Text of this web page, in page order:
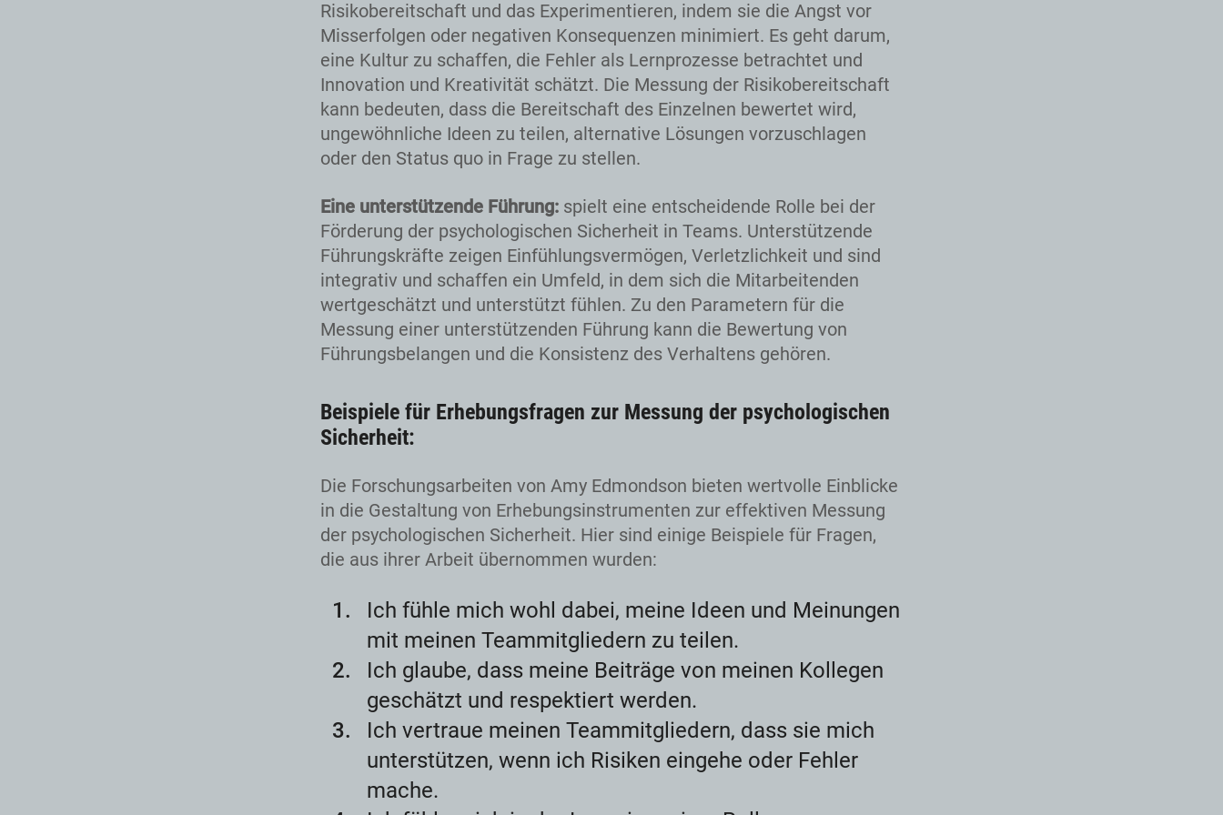
Risikobereitschaft und das Experimentieren, indem sie die Angst vor
Misserfolgen oder negativen Konsequenzen minimiert. Es geht darum,
eine Kultur zu schaffen, die Fehler als Lernprozesse betrachtet und
Innovation und Kreativität schätzt. Die Messung der Risikobereitschaft
kann bedeuten, dass die Bereitschaft des Einzelnen bewertet wird,
ungewöhnliche Ideen zu teilen, alternative Lösungen vorzuschlagen
oder den Status quo in Frage zu stellen.
Eine unterstützende Führung: spielt eine entscheidende Rolle bei der
Förderung der psychologischen Sicherheit in Teams. Unterstützende
Führungskräfte zeigen Einfühlungsvermögen, Verletzlichkeit und sind
integrativ und schaffen ein Umfeld, in dem sich die Mitarbeitenden
wertgeschätzt und unterstützt fühlen. Zu den Parametern für die
Messung einer unterstützenden Führung kann die Bewertung von
Führungsbelangen und die Konsistenz des Verhaltens gehören.
Beispiele für Erhebungsfragen zur Messung der psychologischen
Sicherheit:
Die Forschungsarbeiten von Amy Edmondson bieten wertvolle Einblicke
in die Gestaltung von Erhebungsinstrumenten zur effektiven Messung
der psychologischen Sicherheit. Hier sind einige Beispiele für Fragen,
die aus ihrer Arbeit übernommen wurden:
Ich fühle mich wohl dabei, meine Ideen und Meinungen
mit meinen Teammitgliedern zu teilen.
Ich glaube, dass meine Beiträge von meinen Kollegen
geschätzt und respektiert werden.
Ich vertraue meinen Teammitgliedern, dass sie mich
unterstützen, wenn ich Risiken eingehe oder Fehler
mache.